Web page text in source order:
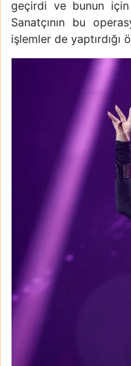
geçirdi ve bunun
Sanatçının bu
işlemler de yaptırdığı